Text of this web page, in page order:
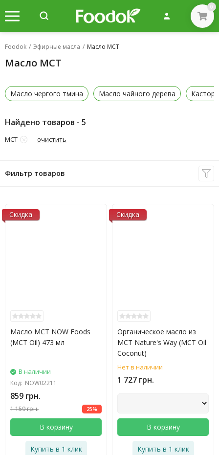
0
Foodok / Эфирные масла / Масло МСТ
Масло МСТ
Масло чергого тмина Масло чайного дерева
Найдено товаров - 5
МСТ очистить
Фильтр товаров
Скидка
Масло МСТ NOW Foods
(MCT Oil) 473 мл
В наличии
Код: NOW02211
859 грн.
1 159 грн. 25%
В корзину
Купить в 1 клик
Скидка
Органическое масло из
MCT Nature's Way (MCT Oil
Coconut)
Нет в наличии
1 727 грн.
В корзину
Купить в 1 клик